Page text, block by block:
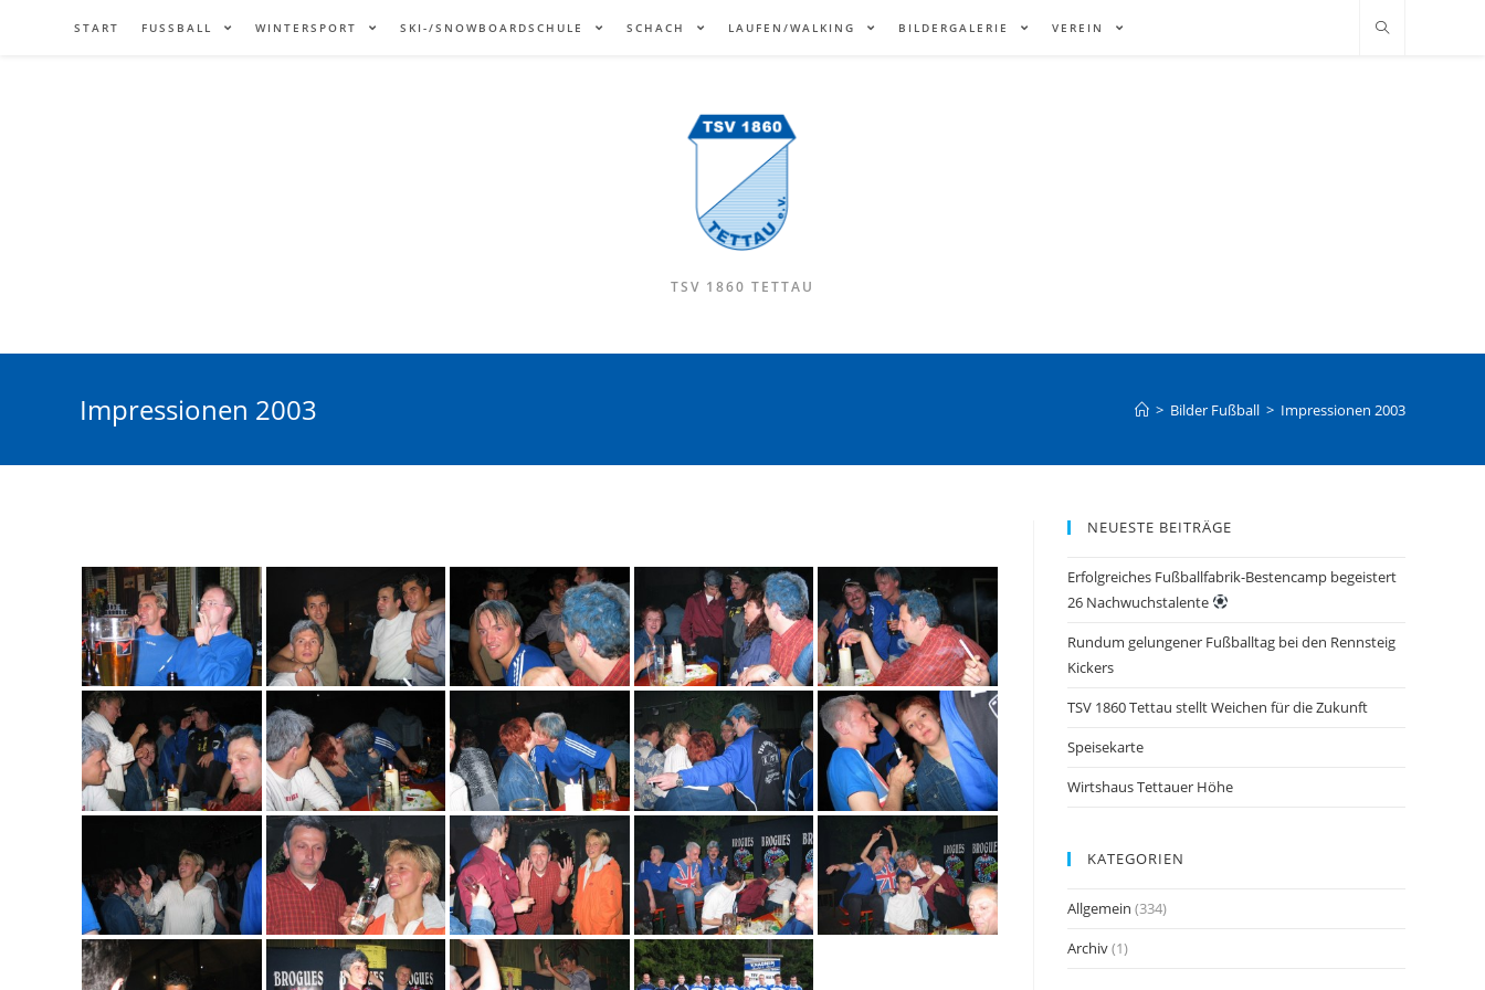
START FUSSBALL WINTERSPORT SKI-/SNOWBOARDSCHULE SCHACH LAUFEN/WALKING BILDERGALERIE VEREIN
TSV 1860 TETTAU
Impressionen 2003 > Bilder Fußball > Impressionen 2003
NEUESTE BEITRÄGE
Erfolgreiches Fußballfabrik-Bestencamp begeistert
26 Nachwuchstalente
Rundum gelungener Fußballtag bei den Rennsteig
Kickers
TSV 1860 Tettau stellt Weichen für die Zukunft
Speisekarte
Wirtshaus Tettauer Höhe
KATEGORIEN
Allgemein (334)
Archiv(1)